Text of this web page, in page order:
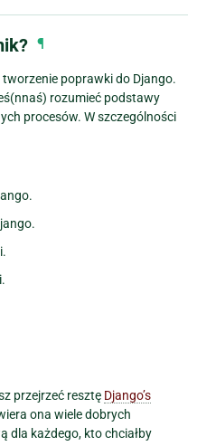
¶
poprawki do Django.
rozumieć podstawy
procesów. W szczególności
przejrzeć resztę Django’s
ona wiele dobrych
dla każdego, kto chciałby